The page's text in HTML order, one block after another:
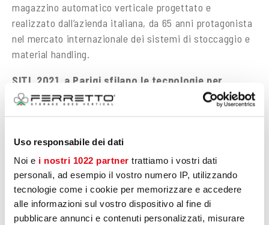
Uso responsabile dei dati
Noi e i nostri 1022 partner trattiamo i vostri dati
personali, ad esempio il vostro numero IP, utilizzando
tecnologie come i cookie per memorizzare e accedere
alle informazioni sul vostro dispositivo al fine di
pubblicare annunci e contenuti personalizzati, misurare
magazzino automatico verticale progettato e
realizzato dall’azienda italiana, da 65 anni protagonista
nel mercato internazionale dei sistemi di stoccaggio e
material handling.
SITL 2021, a Parigi sfilano le tecnologie per
logistica e supply chain
Dopo il rinvio dello scorso anno a causa dell’emergenza
sempre momento di incontro strategico per le aziende
che vogliono scoprire le novità sulle tecnologie
applicate a trasporti e supply chain per industria e
retail. Oltre 550 gli espositori, 100 i convegni in
programma e 30.000 i partecipanti attesi.